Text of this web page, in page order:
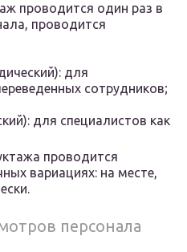
проводится один раз в
проводится
для
сотрудников;
для специалистов как
проводится
вариациях: на месте,
персонала